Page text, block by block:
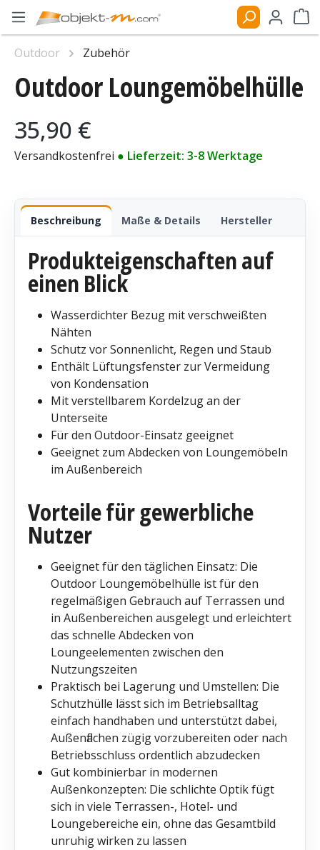
Zum Hauptinhalt springen
Outdoor Loungemöbelhülle
Regulärer Preis:
35,90 €
Versandkostenfrei ● Lieferzeit: 3-8 Werktage
Beschreibung Maße & Details Hersteller
Produkteigenschaften auf
einen Blick
Wasserdichter Bezug mit verschweißten
Nähten
Schutz vor Sonnenlicht, Regen und Staub
Enthält Lüftungsfenster zur Vermeidung
von Kondensation
Mit verstellbarem Kordelzug an der
Unterseite
Für den Outdoor-Einsatz geeignet
Geeignet zum Abdecken von Loungemöbeln
im Außenbereich
Vorteile für gewerbliche
Nutzer
Geeignet für den täglichen Einsatz: Die
Outdoor Loungemöbelhülle ist für den
regelmäßigen Gebrauch auf Terrassen und
in Außenbereichen ausgelegt und erleichtert
das schnelle Abdecken von
Loungeelementen zwischen den
Nutzungszeiten
Praktisch bei Lagerung und Umstellen: Die
Schutzhülle lässt sich im Betriebsalltag
einfach handhaben und unterstützt dabei,
Außenflächen zügig vorzubereiten oder nach
Betriebsschluss ordentlich abzudecken
Gut kombinierbar in modernen
Außenkonzepten: Die schlichte Optik fügt
sich in viele Terrassen-, Hotel- und
Loungebereiche ein, ohne das Gesamtbild
unruhig wirken zu lassen
Outdoor
Zubehör
Bildergalerie überspringen